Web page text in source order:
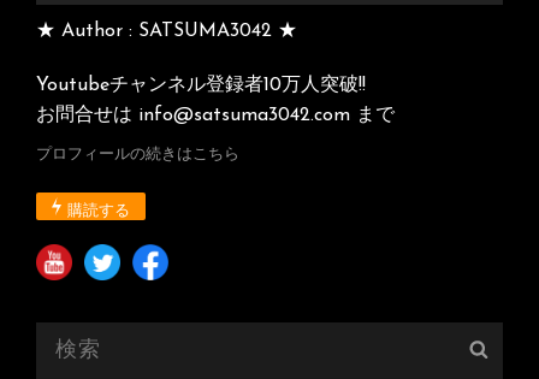
★ Author : SATSUMA3042 ★
Youtubeチャンネル登録者10万人突破!!
お問合せは info@satsuma3042.com まで
プロフィールの続きはこちら
購読する